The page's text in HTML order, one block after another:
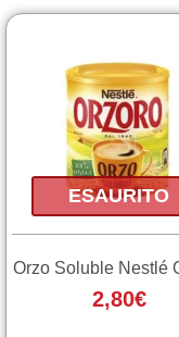
ESAURITO
Orzo Soluble Nestlé
2,80€